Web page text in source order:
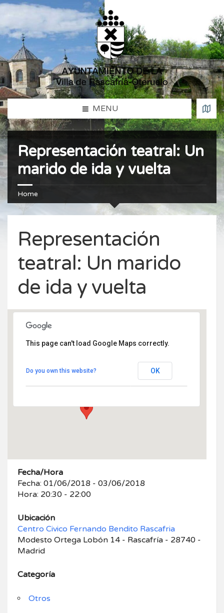
MENU
Representación teatral: Un
marido de ida y vuelta
Home
Representación
teatral: Un marido
de ida y vuelta
Centro Civico Fernando Bendito Rascafria
Modesto Ortega Lobón 14 - Rascafría
This page can't load Google Maps correctly.
Do you own this website? OK
Fecha/Hora
Fecha: 01/06/2018 - 03/06/2018
Hora: 20:30 - 22:00
Ubicación
Centro Civico Fernando Bendito Rascafria
Modesto Ortega Lobón 14 - Rascafría - 28740 -
Madrid
Categoría
Otros